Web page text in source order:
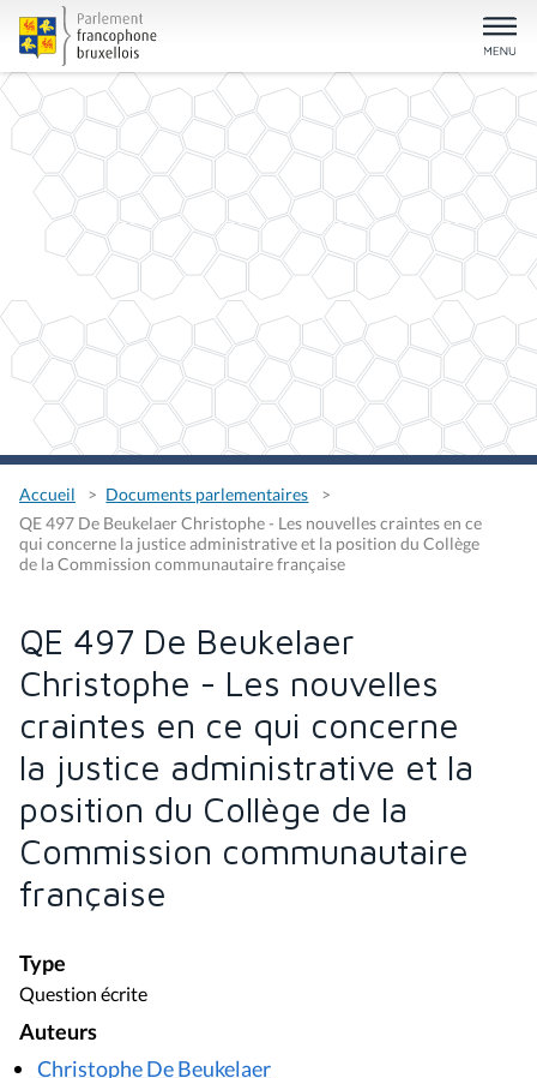
Accueil
Documents parlementaires
QE 497 De Beukelaer Christophe - Les nouvelles craintes en ce
qui concerne la justice administrative et la position du Collège
de la Commission communautaire française
QE 497 De Beukelaer
Christophe - Les nouvelles
craintes en ce qui concerne
la justice administrative et la
position du Collège de la
Commission communautaire
française
Type
Question écrite
Auteurs
Christophe De Beukelaer